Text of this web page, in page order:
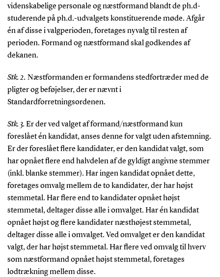
videnskabelige personale og næstformand blandt de ph.d-
studerende på ph.d.-udvalgets konstituerende møde. Afgår
én af disse i valgperioden, foretages nyvalg til resten af
perioden. Formand og næstformand skal godkendes af
dekanen.
Stk. 2. Næstformanden er formandens stedfortræder med de
pligter og beføjelser, der er nævnt i
Standardforretningsordenen.
Stk. 3. Er der ved valget af formand/næstformand kun
foreslået én kandidat, anses denne for valgt uden afstemning.
Er der foreslået flere kandidater, er den kandidat valgt, som
har opnået flere end halvdelen af de gyldigt angivne stemmer
(inkl. blanke stemmer). Har ingen kandidat opnået dette,
foretages omvalg mellem de to kandidater, der har højst
stemmetal. Har flere end to kandidater opnået højst
stemmetal, deltager disse alle i omvalget. Har én kandidat
opnået højst og flere kandidater næsthøjest stemmetal,
deltager disse alle i omvalget. Ved omvalget er den kandidat
valgt, der har højst stemmetal. Har flere ved omvalg til hverv
som næstformand opnået højst stemmetal, foretages
lodtrækning mellem disse.